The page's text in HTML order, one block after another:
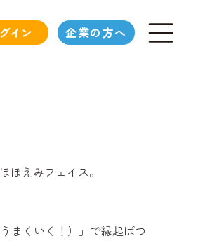
イン 企業の方へ
ほえみフェイス。
まくいく！）」で縁起ばつ